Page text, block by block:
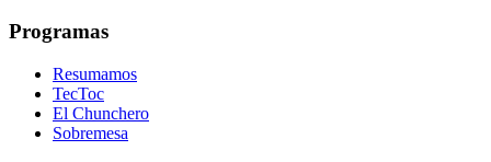
Programas
Resumamos
TecToc
El Chunchero
Sobremesa